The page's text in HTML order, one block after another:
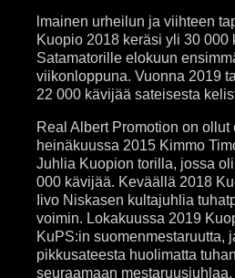
lmainen urheilun ja viihteen
Kuopio 2018 keräsi yli 30 000
Satamatorille elokuun
viikonloppuna. Vuonna 2019
22 000 kävijää sateisesta
Real Albert Promotion on
heinäkuussa 2015 Kimmo
Juhlia Kuopion torilla, jossa
000 kävijää. Keväällä 2018
Iivo Niskasen kultajuhlia
voimin. Lokakuussa 2019
KuPS:in suomenmestaruutta,
pikkusateesta huolimatta
seuraamaan mestaruusjuhlaa.